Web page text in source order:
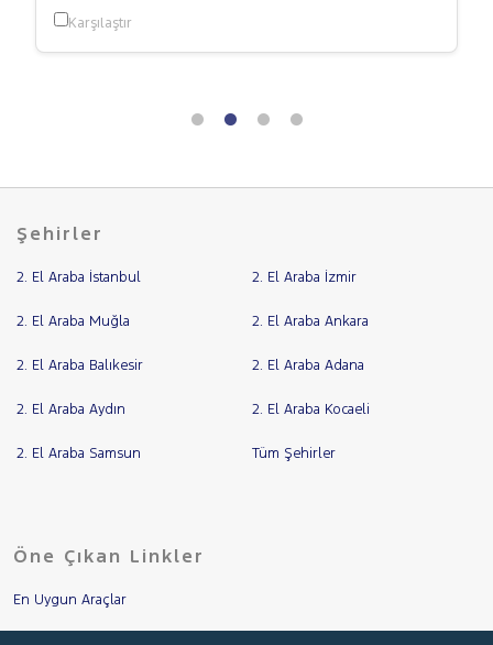
Karşılaştır
Şehirler
2. El Araba İstanbul 2. El Araba İzmir
2. El Araba Muğla 2. El Araba Ankara
2. El Araba Balıkesir 2. El Araba Adana
2. El Araba Aydın 2. El Araba Kocaeli
2. El Araba Samsun Tüm Şehirler
Öne Çıkan Linkler
En Uygun Araçlar